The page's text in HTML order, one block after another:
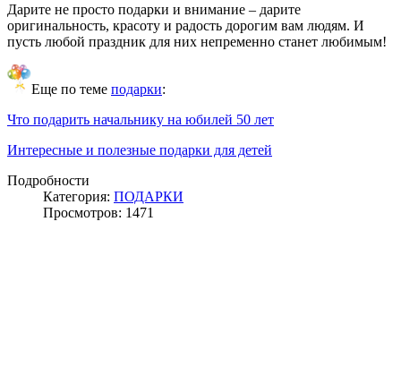
Дарите не просто подарки и внимание – дарите
оригинальность, красоту и радость дорогим вам людям. И
пусть любой праздник для них непременно станет любимым!
Еще по теме подарки:
Что подарить начальнику на юбилей 50 лет
Интересные и полезные подарки для детей
Подробности
Категория: ПОДАРКИ
Просмотров: 1471